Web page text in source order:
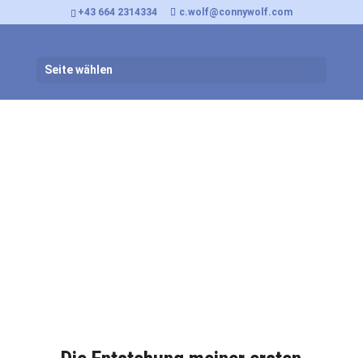
+43 664 2314334 c.wolf@connywolf.com
Seite wählen